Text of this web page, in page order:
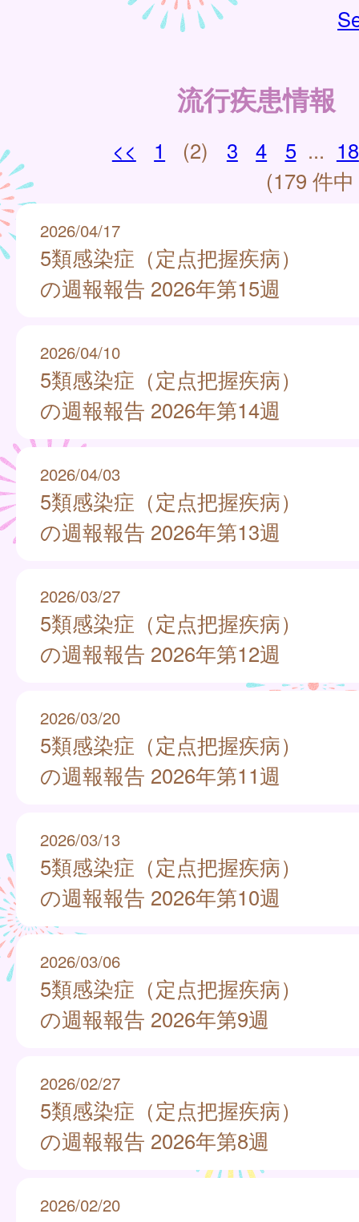
流行疾患情報
<< 1 (2) 3 4 5 ... 18
(179 件
2026/04/17
5類感染症（定点把握疾病）
の週報報告 2026年第15週
2026/04/10
5類感染症（定点把握疾病）
の週報報告 2026年第14週
2026/04/03
5類感染症（定点把握疾病）
の週報報告 2026年第13週
2026/03/27
5類感染症（定点把握疾病）
の週報報告 2026年第12週
2026/03/20
5類感染症（定点把握疾病）
の週報報告 2026年第11週
2026/03/13
5類感染症（定点把握疾病）
の週報報告 2026年第10週
2026/03/06
5類感染症（定点把握疾病）
の週報報告 2026年第9週
2026/02/27
5類感染症（定点把握疾病）
の週報報告 2026年第8週
2026/02/20